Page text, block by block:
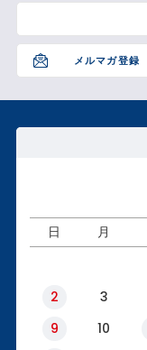
メルマガ登録
日 月
2
3
9
10